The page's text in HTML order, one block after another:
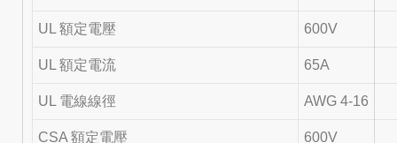
UL 額定電壓 600V
UL 額定電流 65A
UL 電線線徑 AWG 4-16
CSA 額定電壓 600V